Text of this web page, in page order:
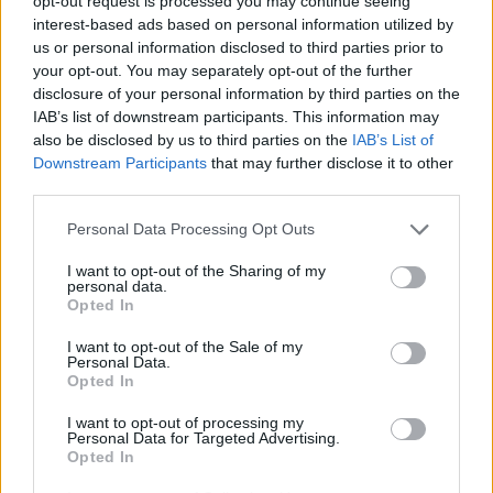
interest-based ads based on personal information utilized by
us or personal information disclosed to third parties prior to
your opt-out. You may separately opt-out of the further
disclosure of your personal information by third parties on the
IAB’s list of downstream participants. This information may
also be disclosed by us to third parties on the IAB’s List of
Downstream Participants that may further disclose it to other
Personal Data Processing Opt Outs
I want to opt-out of the Sharing of my
personal data.
Opted In
I want to opt-out of the Sale of my
Personal Data.
Opted In
I want to opt-out of processing my
Personal Data for Targeted Advertising.
Opted In
Loredana Brati shfaqet
elegante në një ambient
luksoz me pishinë, ndan
momente relaksi me
ndjekësit
Foto/ Sydney Sweeney
tërheq vëmendjen me
imazhet e reja të
koleksionit të saj
Adelina Ismaili rikthehet
me projekt të ri/ Zbulon
me Gimbo-n
Katerina nga “Për’puthen”
të fundit